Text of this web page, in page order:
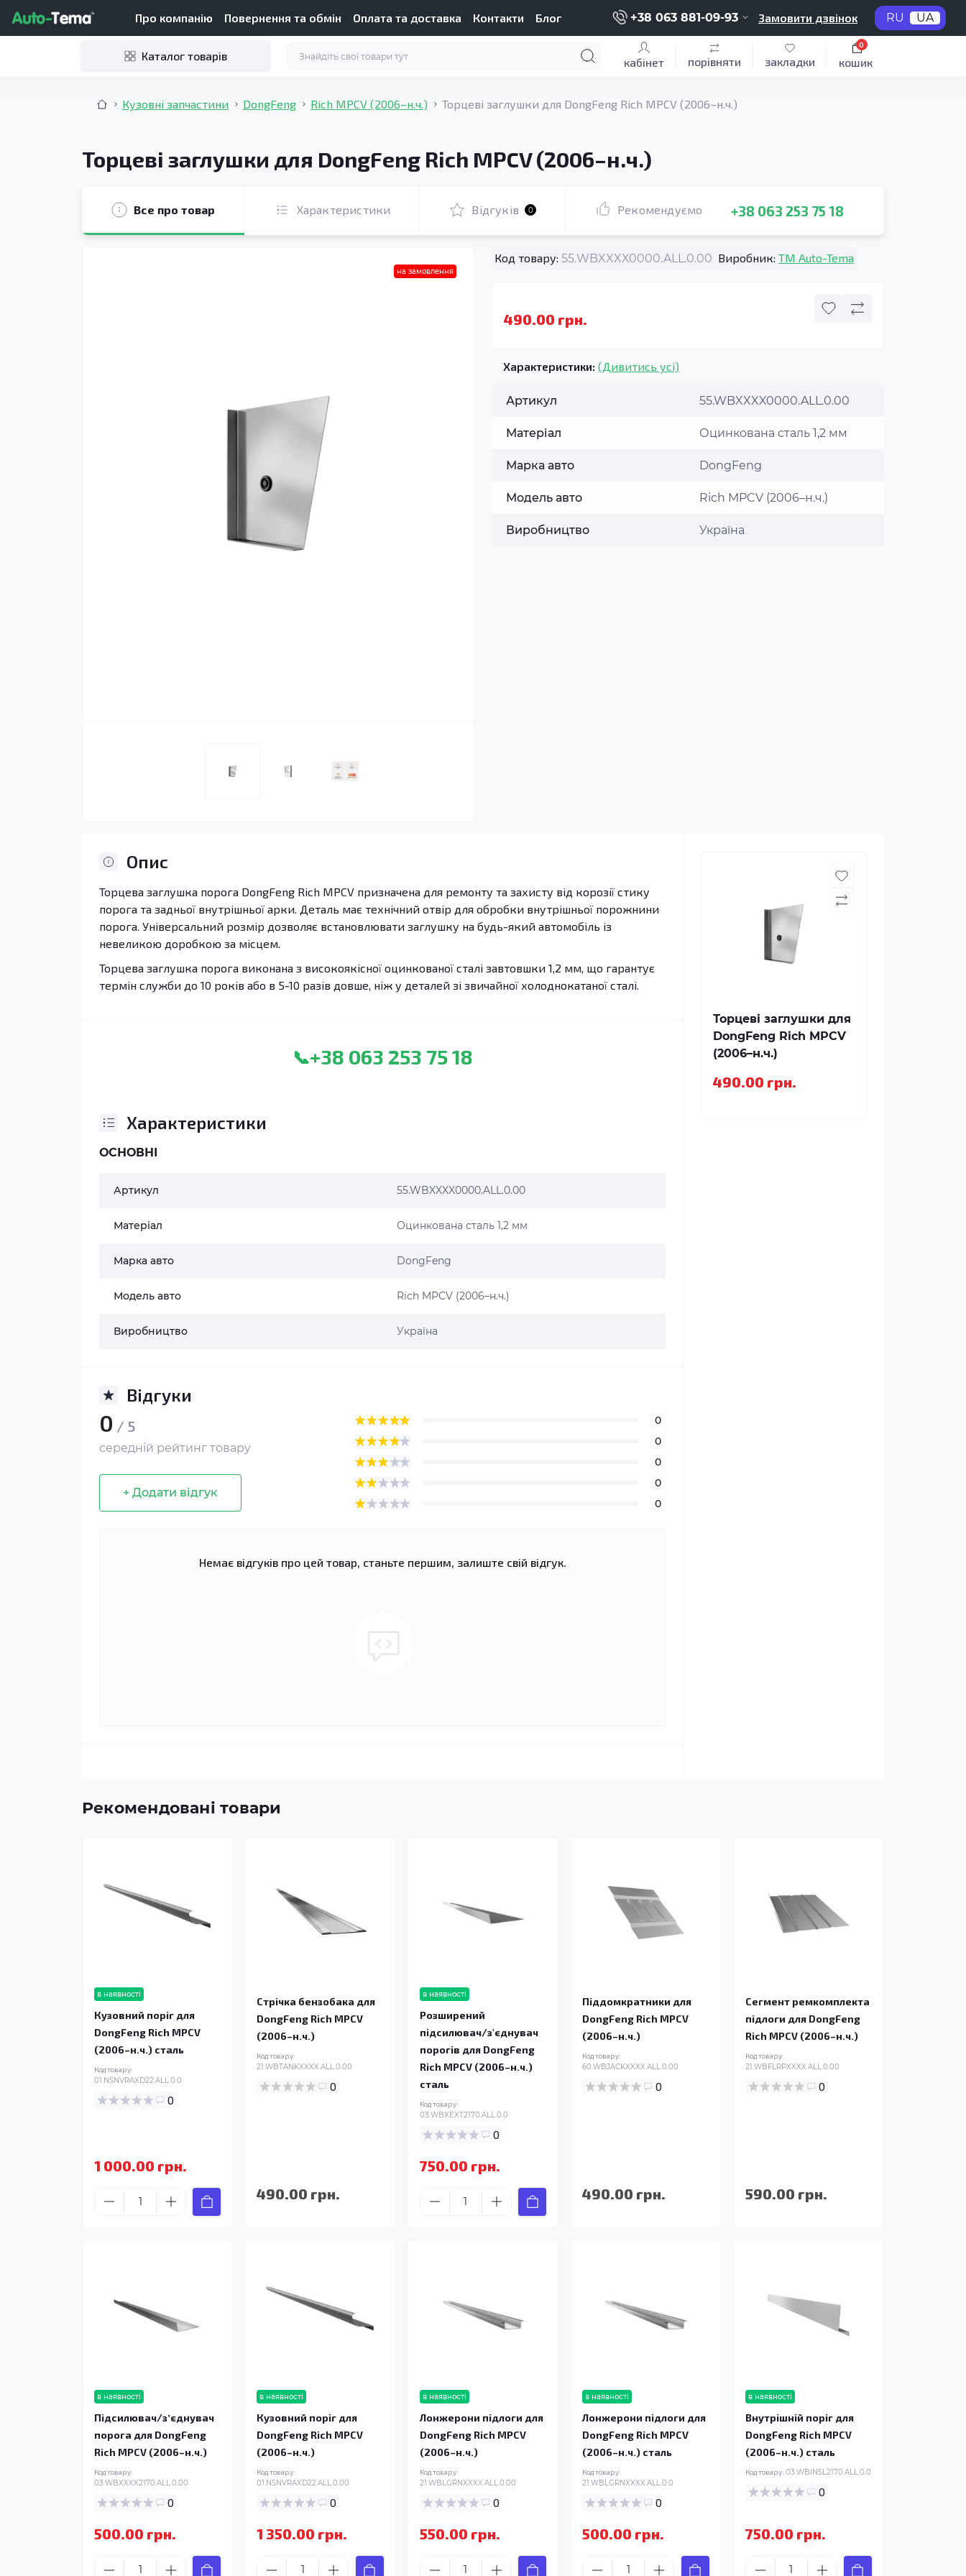
Про компанію Повернення та обмін Оплата та доставка Контакти Блог +38 063 881-09-93 Замовити дзвінок RU UA
Каталог товарів кабінет порівняти закладки кошик
0
Кузовні запчастини DongFeng Rich MPCV (2006–н.ч.) Торцеві заглушки для DongFeng Rich MPCV (2006–н.ч.)
Торцеві заглушки для DongFeng Rich MPCV (2006–н.ч.)
Все про товар Характеристики Відгуків 0 Рекомендуємо +38 063 253 75 18
на замовлення
Код товару: 55.WBXXXX0000.ALL.0.00 Виробник: TM Auto-Tema
490.00 грн.
Характеристики: (Дивитись усі)
Артикул 55.WBXXXX0000.ALL.0.00
Матеріал Оцинкована сталь 1,2 мм
Марка авто DongFeng
Модель авто Rich MPCV (2006–н.ч.)
Виробництво Україна
Опис
Торцева заглушка порога DongFeng Rich MPCV призначена для ремонту та захисту від корозії стику
порога та задньої внутрішньої арки. Деталь має технічний отвір для обробки внутрішньої порожнини
порога. Універсальний розмір дозволяє встановлювати заглушку на будь-який автомобіль із
невеликою доробкою за місцем.
Торцева заглушка порога виконана з високоякісної оцинкованої сталі завтовшки 1,2 мм, що гарантує
термін служби до 10 років або в 5-10 разів довше, ніж у деталей зі звичайної холоднокатаної сталі.
📞+38 063 253 75 18
Характеристики
ОСНОВНІ
Артикул 55.WBXXXX0000.ALL.0.00
Матеріал Оцинкована сталь 1,2 мм
Марка авто DongFeng
Модель авто Rich MPCV (2006–н.ч.)
Виробництво Україна
Відгуки
0 / 5
середній рейтинг товару
+ Додати відгук
0
0
0
0
0
Немає відгуків про цей товар, станьте першим, залиште свій відгук.
Торцеві заглушки для
DongFeng Rich MPCV
(2006–н.ч.)
490.00 грн.
Рекомендовані товари
в наявності
Кузовний поріг для
DongFeng Rich MPCV
(2006–н.ч.) сталь
Код товару:
01.NSNVRAXD22.ALL.0.0
0
1 000.00 грн.
Стрічка бензобака для
DongFeng Rich MPCV
(2006–н.ч.)
Код товару:
21.WBTANKXXXX.ALL.0.00
0
490.00 грн.
в наявності
Розширений
підсилювач/з'єднувач
порогів для DongFeng
Rich MPCV (2006–н.ч.)
сталь
Код товару:
03.WBXEXT2170.ALL.0.0
0
750.00 грн.
Піддомкратники для
DongFeng Rich MPCV
(2006–н.ч.)
Код товару:
60.WBJACKXXXX.ALL.0.00
0
490.00 грн.
Сегмент ремкомплекта
підлоги для DongFeng
Rich MPCV (2006–н.ч.)
Код товару:
21.WBFLRPXXXX.ALL.0.00
0
590.00 грн.
в наявності
Підсилювач/зʼєднувач
порога для DongFeng
Rich MPCV (2006–н.ч.)
Код товару:
03.WBXXXX2170.ALL.0.00
0
500.00 грн.
в наявності
Кузовний поріг для
DongFeng Rich MPCV
(2006–н.ч.)
Код товару:
01.NSNVRAXD22.ALL.0.00
0
1 350.00 грн.
в наявності
Лонжерони підлоги для
DongFeng Rich MPCV
(2006–н.ч.)
Код товару:
21.WBLGRNXXXX.ALL.0.00
0
550.00 грн.
в наявності
Лонжерони підлоги для
DongFeng Rich MPCV
(2006–н.ч.) сталь
Код товару:
21.WBLGRNXXXX.ALL.0.0
0
500.00 грн.
в наявності
Внутрішній поріг для
DongFeng Rich MPCV
(2006–н.ч.) сталь
Код товару: 03.WBINSL2170.ALL.0.0
0
750.00 грн.